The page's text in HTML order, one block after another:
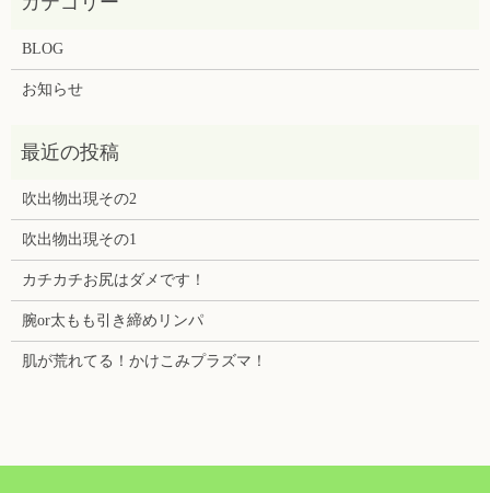
BLOG
お知らせ
吹出物出現その2
吹出物出現その1
カチカチお尻はダメです！
腕or太もも引き締めリンパ
肌が荒れてる！かけこみプラズマ！